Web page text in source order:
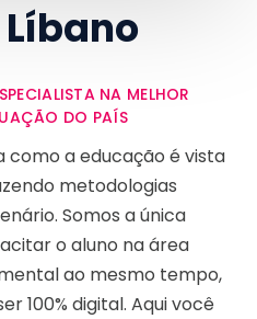
NA MELHOR
DO PAÍS
como a educação é vista
metodologias
Somos a única
o aluno na área
ao mesmo tempo,
100% digital. Aqui você